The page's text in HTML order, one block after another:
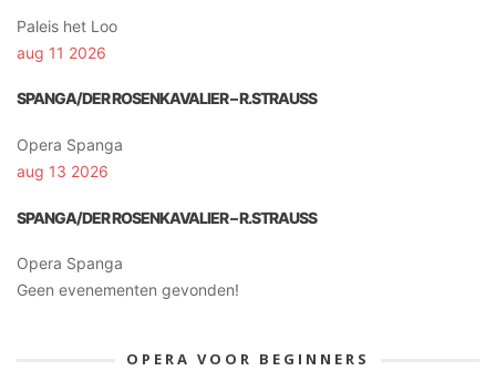
Paleis het Loo
aug 11 2026
SPANGA/DER ROSENKAVALIER – R.STRAUSS
Opera Spanga
aug 13 2026
SPANGA/DER ROSENKAVALIER – R.STRAUSS
Opera Spanga
Geen evenementen gevonden!
OPERA VOOR BEGINNERS